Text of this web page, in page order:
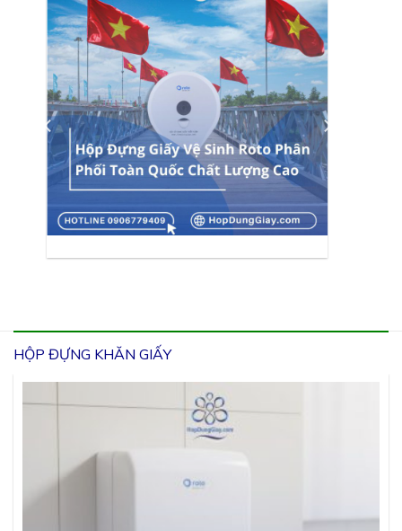
HỘP ĐỰNG KHĂN GIẤY